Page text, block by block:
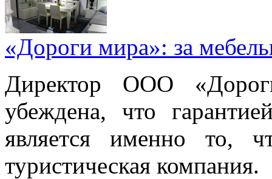
«Дороги мира»: за
Директор ООО
убеждена, что
является именно то,
туристическая компания.